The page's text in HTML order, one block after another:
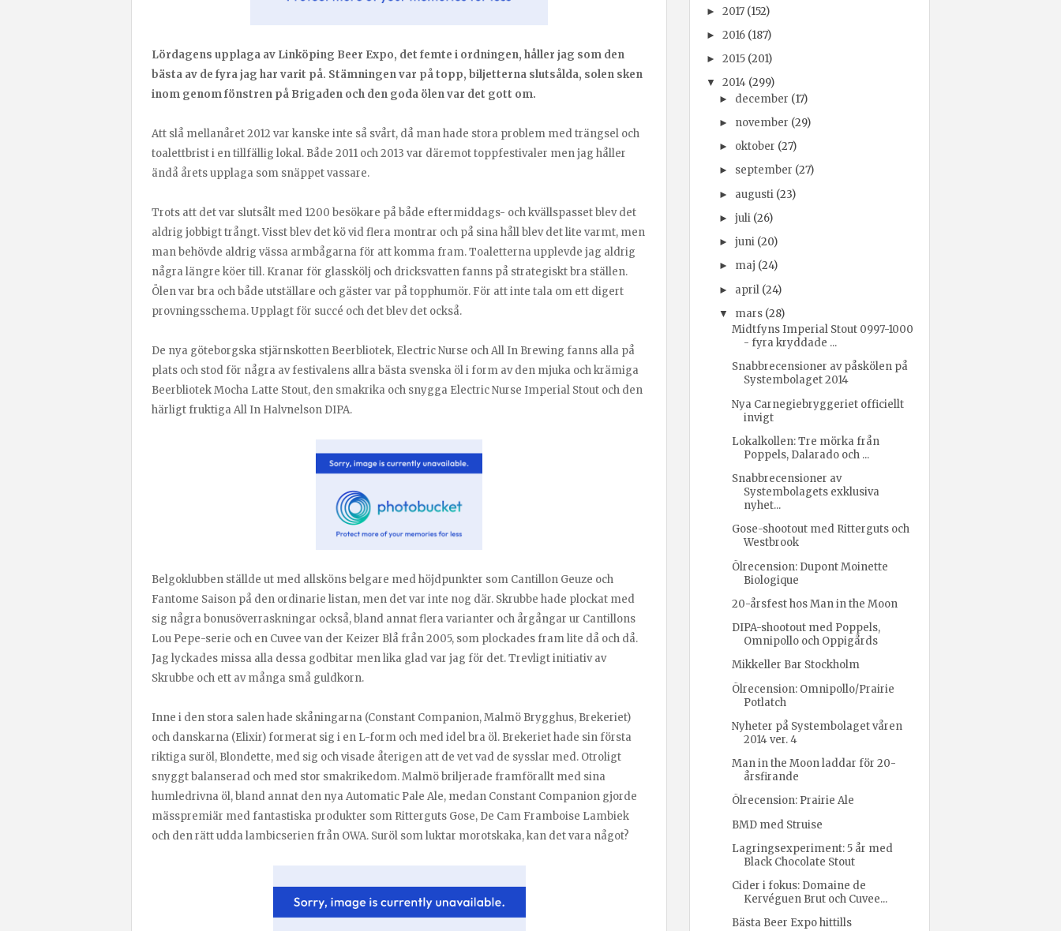
Lördagens upplaga av Linköping Beer Expo, det femte i ordningen, håller jag som den
bästa av de fyra jag har varit på. Stämningen var på topp, biljetterna slutsålda, solen sken
inom genom fönstren på Brigaden och den goda ölen var det gott om.
Att slå mellanåret 2012 var kanske inte så svårt, då man hade stora problem med trängsel och
toalettbrist i en tillfällig lokal. Både 2011 och 2013 var däremot toppfestivaler men jag håller
ändå årets upplaga som snäppet vassare.
Trots att det var slutsålt med 1200 besökare på både eftermiddags- och kvällspasset blev det
aldrig jobbigt trångt. Visst blev det kö vid flera montrar och på sina håll blev det lite varmt, men
man behövde aldrig vässa armbågarna för att komma fram. Toaletterna upplevde jag aldrig
några längre köer till. Kranar för glasskölj och dricksvatten fanns på strategiskt bra ställen.
Ölen var bra och både utställare och gäster var på topphumör. För att inte tala om ett digert
provningsschema. Upplagt för succé och det blev det också.
De nya göteborgska stjärnskotten Beerbliotek, Electric Nurse och All In Brewing fanns alla på
plats och stod för några av festivalens allra bästa svenska öl i form av den mjuka och krämiga
Beerbliotek Mocha Latte Stout, den smakrika och snygga Electric Nurse Imperial Stout och den
härligt fruktiga All In Halvnelson DIPA.
Belgoklubben ställde ut med allsköns belgare med höjdpunkter som Cantillon Geuze och
Fantome Saison på den ordinarie listan, men det var inte nog där. Skrubbe hade plockat med
sig några bonusöverraskningar också, bland annat flera varianter och årgångar ur Cantillons
Lou Pepe-serie och en Cuvee van der Keizer Blå från 2005, som plockades fram lite då och då.
Jag lyckades missa alla dessa godbitar men lika glad var jag för det. Trevligt initiativ av
Skrubbe och ett av många små guldkorn.
Inne i den stora salen hade skåningarna (Constant Companion, Malmö Brygghus, Brekeriet)
och danskarna (Elixir) formerat sig i en L-form och med idel bra öl. Brekeriet hade sin första
riktiga suröl, Blondette, med sig och visade återigen att de vet vad de sysslar med. Otroligt
snyggt balanserad och med stor smakrikedom. Malmö briljerade framförallt med sina
humledrivna öl, bland annat den nya Automatic Pale Ale, medan Constant Companion gjorde
mässpremiär med fantastiska produkter som Ritterguts Gose, De Cam Framboise Lambiek
och den rätt udda lambicserien från OWA. Suröl som luktar morotskaka, kan det vara något?
►2017 (152)
►2016 (187)
►2015 (201)
▼ 2014 (299)
► december (17)
► november (29)
► oktober (27)
► september (27)
► augusti (23)
► juli (26)
► juni (20)
► maj (24)
► april (24)
▼ mars (28)
Midtfyns Imperial Stout 0997-1000
- fyra kryddade ...
Snabbrecensioner av påskölen på
Systembolaget 2014
Nya Carnegiebryggeriet officiellt
invigt
Lokalkollen: Tre mörka från
Poppels, Dalarado och ...
Snabbrecensioner av
Systembolagets exklusiva
nyhet...
Gose-shootout med Ritterguts och
Westbrook
Ölrecension: Dupont Moinette
Biologique
20-årsfest hos Man in the Moon
DIPA-shootout med Poppels,
Omnipollo och Oppigårds
Mikkeller Bar Stockholm
Ölrecension: Omnipollo/Prairie
Potlatch
Nyheter på Systembolaget våren
2014 ver. 4
Man in the Moon laddar för 20-
årsfirande
Ölrecension: Prairie Ale
BMD med Struise
Lagringsexperiment: 5 år med
Black Chocolate Stout
Cider i fokus: Domaine de
Kervéguen Brut och Cuvee...
Bästa Beer Expo hittills